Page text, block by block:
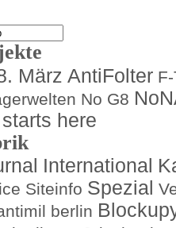
März AntiFolter
No G8
here
International
Siteinfo Spezial
berlin